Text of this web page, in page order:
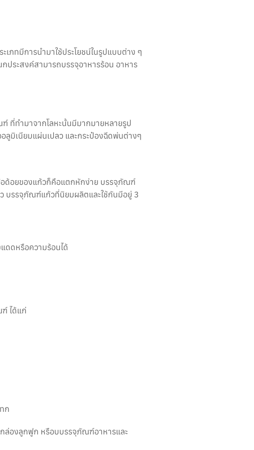
ภทมีการนำมาใช้ประโยชน์ในรูปแบบต่าง ๆ
ประสงค์สามารถบรรจุอาหารร้อน อาหาร
ที่ทำมาจากโลหะนั้นมีมากมายหลายรูป
ลูมิเนียมแผ่นเปลว และกระป๋องฉีดพ่นต่างๆ
อด้อยของแก้วก็คือแตกหักง่าย บรรจุภัณฑ์
บรรจุภัณฑ์แก้วที่นิยมผลิตและใช้กันมีอยู่ 3
ดดหรือความร้อนได้
ได้แก่
ก
ล่องลูกฟูก หรือบบรรจุภัณฑ์อาหารและ